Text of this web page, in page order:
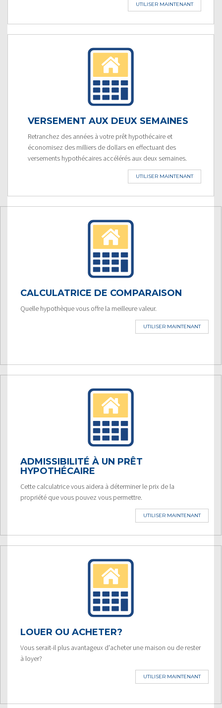
UTILISER MAINTENANT
VERSEMENT AUX DEUX SEMAINES
Retranchez des années à votre prêt hypothécaire et
économisez des milliers de dollars en effectuant des
versements hypothécaires accélérés aux deux semaines.
UTILISER MAINTENANT
CALCULATRICE DE COMPARAISON
Quelle hypothèque vous offre la meilleure valeur.
UTILISER MAINTENANT
ADMISSIBILITÉ À UN PRÊT
HYPOTHÉCAIRE
Cette calculatrice vous aidera à déterminer le prix de la
propriété que vous pouvez vous permettre.
UTILISER MAINTENANT
LOUER OU ACHETER?
Vous serait-il plus avantageux d'acheter une maison ou de rester
à loyer?
UTILISER MAINTENANT